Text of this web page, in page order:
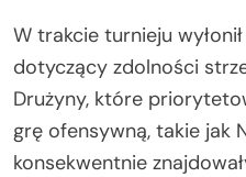
W trakcie turnieju
dotyczący zdolności
Drużyny, które
grę ofensywną, takie jak
konsekwentnie